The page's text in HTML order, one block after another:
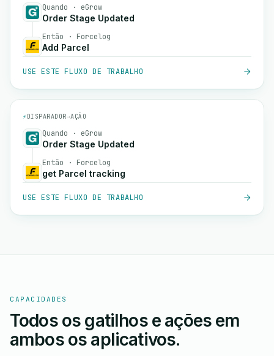
Quando · eGrow
Order Stage Updated
Então · Forcelog
Add Parcel
USE ESTE FLUXO DE TRABALHO
⚡ DISPARADOR→AÇÃO
Quando · eGrow
Order Stage Updated
Então · Forcelog
get Parcel tracking
USE ESTE FLUXO DE TRABALHO
CAPACIDADES
Todos os gatilhos e ações em
ambos os aplicativos.